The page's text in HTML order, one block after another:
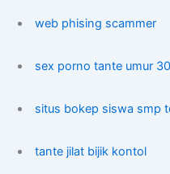
web phising scammer
sex porno tante umur
situs bokep siswa smp
tante jilat bijik kontol